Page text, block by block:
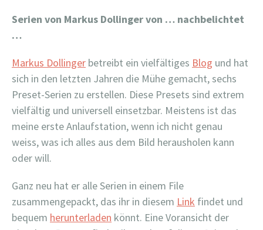
Serien von Markus Dollinger von … nachbelichtet
…
Markus Dollinger betreibt ein vielfältiges Blog und hat
sich in den letzten Jahren die Mühe gemacht, sechs
Preset-Serien zu erstellen. Diese Presets sind extrem
vielfältig und universell einsetzbar. Meistens ist das
meine erste Anlaufstation, wenn ich nicht genau
weiss, was ich alles aus dem Bild herausholen kann
oder will.
Ganz neu hat er alle Serien in einem File
zusammengepackt, das ihr in diesem Link findet und
bequem herunterladen könnt. Eine Voransicht der